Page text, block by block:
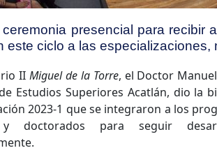
ceremonia presencial para recibir
este ciclo a las
II Miguel de la Torre, el Doctor
Estudios Superiores Acatlán, dio la
2023-1 que se integraron a los
y doctorados para seguir